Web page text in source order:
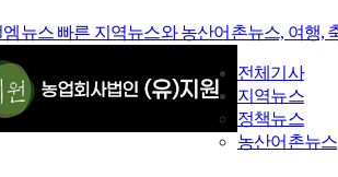
전체기사
지역뉴스
정책뉴스
농산어촌뉴스